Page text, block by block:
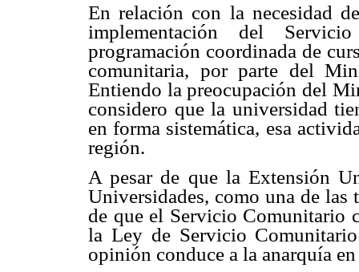
En relación con la necesidad
implementación del
programación coordinada de
comunitaria, por parte del
Entiendo la preocupación del
considero que la universidad
en forma sistemática, esa
región.
A pesar de que la Extensión
Universidades, como una de
de que el Servicio Comunitario
la Ley de Servicio
opinión conduce a la anarquía